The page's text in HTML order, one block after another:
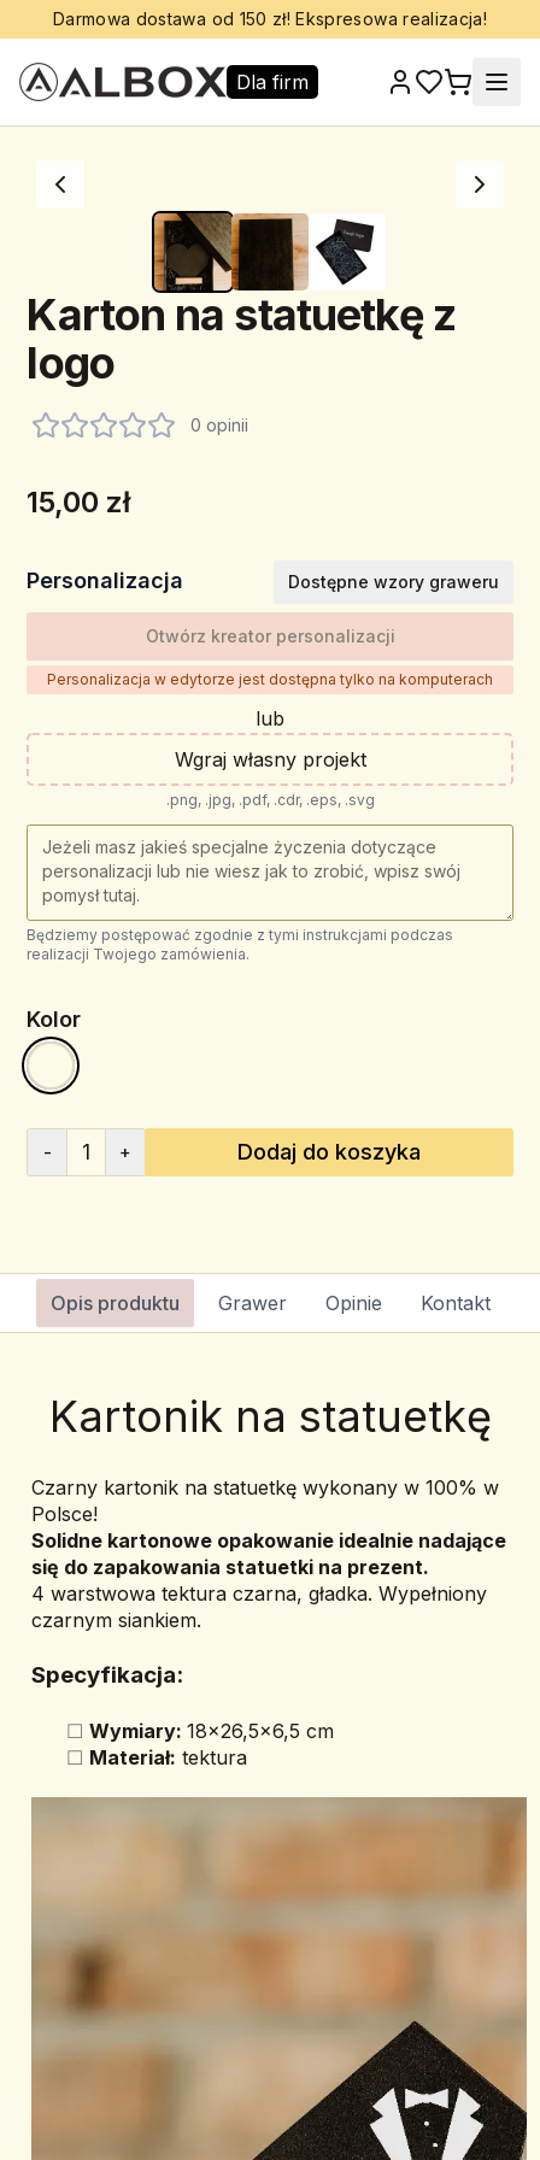
Darmowa dostawa od 150 zł! Ekspresowa realizacja!
Dla firm
Karton na statuetkę z
logo
0 opinii
15,00 zł
Personalizacja Dostępne wzory graweru
Otwórz kreator personalizacji
Personalizacja w edytorze jest dostępna tylko na komputerach
lub
Wgraj własny projekt
.png, .jpg, .pdf, .cdr, .eps, .svg
Będziemy postępować zgodnie z tymi instrukcjami podczas
realizacji Twojego zamówienia.
Kolor
- 1 + Dodaj do koszyka
Opis produktu Grawer Opinie Kontakt
Kartonik na statuetkę
Czarny kartonik na statuetkę wykonany w 100% w
Polsce!
Solidne kartonowe opakowanie idealnie nadające
się do zapakowania statuetki na prezent.
4 warstwowa tektura czarna, gładka. Wypełniony
czarnym siankiem.
Specyfikacja:
Wymiary: 18x26,5x6,5 cm
Materiał: tektura